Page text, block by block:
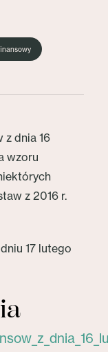
z dnia 16
wzoru
z 2016 r.
17 lutego